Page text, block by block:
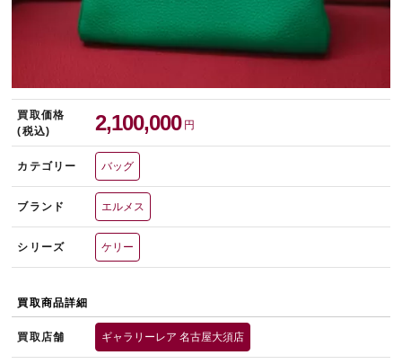
買取価格
(税込)
2,100,000 円
カテゴリー バッグ
ブランド エルメス
シリーズ ケリー
買取商品詳細
買取店舗 ギャラリーレア 名古屋大須店